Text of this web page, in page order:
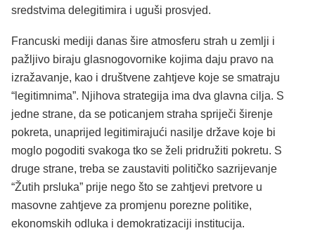
sredstvima delegitimira i uguši prosvjed.
Francuski mediji danas šire atmosferu strah u zemlji i
pažljivo biraju glasnogovornike kojima daju pravo na
izražavanje, kao i društvene zahtjeve koje se smatraju
“legitimnima”. Njihova strategija ima dva glavna cilja. S
jedne strane, da se poticanjem straha spriječi širenje
pokreta, unaprijed legitimirajući nasilje države koje bi
moglo pogoditi svakoga tko se želi pridružiti pokretu. S
druge strane, treba se zaustaviti političko sazrijevanje
“Žutih prsluka” prije nego što se zahtjevi pretvore u
masovne zahtjeve za promjenu porezne politike,
ekonomskih odluka i demokratizaciji institucija.